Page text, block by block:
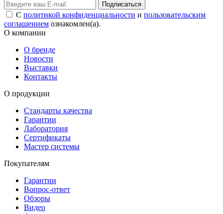
Подписаться
С политикой конфиденциальности и пользовательским
соглашением ознакомлен(а).
О компании
О бренде
Новости
Выставки
Контакты
О продукции
Стандарты качества
Гарантии
Лаборатория
Сертификаты
Мастер системы
Покупателям
Гарантии
Вопрос-ответ
Обзоры
Видео